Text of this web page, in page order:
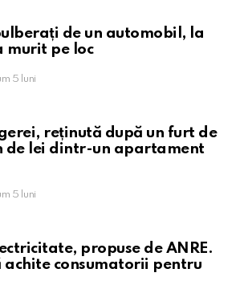
de un automobil, la
murit pe loc
5 luni
reținută după un furt de
de lei dintr-un apartament
5 luni
propuse de ANRE.
achite consumatorii pentru